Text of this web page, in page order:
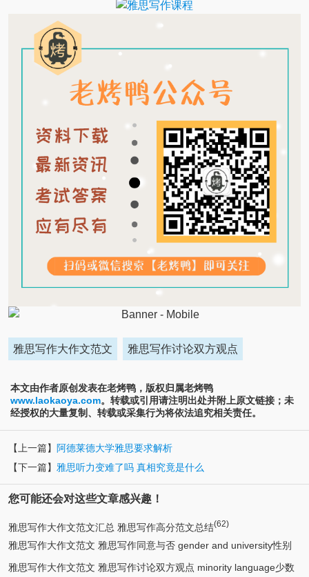
雅思写作大作文范文 雅思写作讨论双方观点
本文由作者原创发表在老烤鸭，版权归属老烤鸭
www.laokaoya.com。转载或引用请注明出处并附上原文链接；未
经授权的大量复制、转载或采集行为将依法追究相关责任。
【上一篇】
阿德莱德大学雅思要求解析
【下一篇】 雅思听力变难了吗 真相究竟是什么
您可能还会对这些文章感兴趣！
雅思写作大作文范文汇总 雅思写作高分范文总结(62)
雅思写作大作文范文 雅思写作同意与否 gender and university性别
与大学(5)
雅思写作大作文范文 雅思写作讨论双方观点 minority language少数